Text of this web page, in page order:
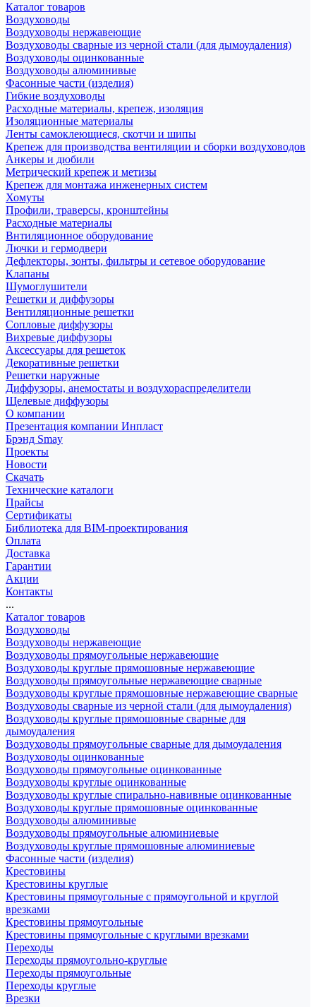
Каталог товаров
Воздуховоды
Воздуховоды нержавеющие
Воздуховоды сварные из черной стали (для дымоудаления)
Воздуховоды оцинкованные
Воздуховоды алюминивые
Фасонные части (изделия)
Гибкие воздуховоды
Расходные материалы, крепеж, изоляция
Изоляционные материалы
Ленты самоклеющиеся, скотчи и шипы
Крепеж для производства вентиляции и сборки воздуховодов
Анкеры и дюбили
Метрический крепеж и метизы
Крепеж для монтажа инженерных систем
Хомуты
Профили, траверсы, кронштейны
Расходные материалы
Внтиляционное оборудование
Лючки и гермодвери
Дефлекторы, зонты, фильтры и сетевое оборудование
Клапаны
Шумоглушители
Решетки и диффузоры
Вентиляционные решетки
Сопловые диффузоры
Вихревые диффузоры
Аксессуары для решеток
Декоративные решетки
Решетки наружные
Диффузоры, анемостаты и воздухораспределители
Щелевые диффузоры
О компании
Презентация компании Инпласт
Брэнд Smay
Проекты
Новости
Скачать
Технические каталоги
Прайсы
Сертификаты
Библиотека для BIM-проектирования
Оплата
Доставка
Гарантии
Акции
Контакты
...
Каталог товаров
Воздуховоды
Воздуховоды нержавеющие
Воздуховоды прямоугольные нержавеющие
Воздуховоды круглые прямошовные нержавеющие
Воздуховоды прямоугольные нержавеющие сварные
Воздуховоды круглые прямошовные нержавеющие сварные
Воздуховоды сварные из черной стали (для дымоудаления)
Воздуховоды круглые прямошовные сварные для
дымоудаления
Воздуховоды прямоугольные сварные для дымоудаления
Воздуховоды оцинкованные
Воздуховоды прямоугольные оцинкованные
Воздуховоды круглые оцинкованные
Воздуховоды круглые спирально-навивные оцинкованные
Воздуховоды круглые прямошовные оцинкованные
Воздуховоды алюминивые
Воздуховоды прямоугольные алюминиевые
Воздуховоды круглые прямошовные алюминиевые
Фасонные части (изделия)
Крестовины
Крестовины круглые
Крестовины прямоугольные с прямоугольной и круглой
врезками
Крестовины прямоугольные
Крестовины прямоугольные с круглыми врезками
Переходы
Переходы прямоугольно-круглые
Переходы прямоугольные
Переходы круглые
Врезки